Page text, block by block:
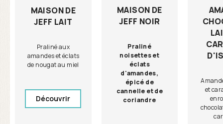
MAISON DE
JEFF LAIT
Praliné aux
amandes et éclats
de nougat au miel
Découvrir
MAISON DE
JEFF NOIR
Praliné
noisettes et
éclats
d'amandes,
épicé de
cannelle et de
coriandre
et